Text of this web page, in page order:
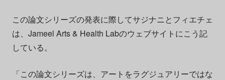
この論文シリーズの発表に際してサジナニとフィエチェ
は、Jameel Arts & Health Labのウェブサイトにこう記
している。
「この論文シリーズは、アートをラグジュアリーではな